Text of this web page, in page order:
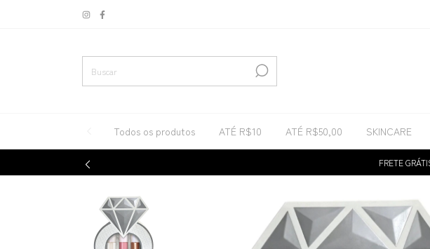
Todos os produtos ATÉ R$10 ATÉ R$50,00 SKINCARE
FRETE